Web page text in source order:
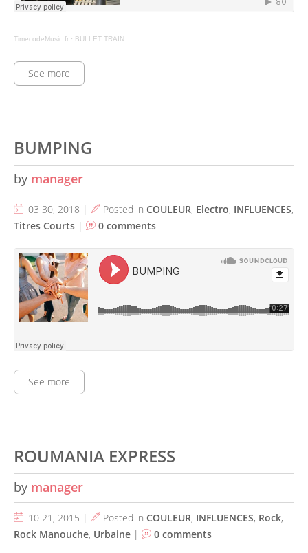
TimecodeMusic.fr · BULLET TRAIN
See more
BUMPING
by manager
03 30, 2018 | Posted in COULEUR, Electro, INFLUENCES,
Titres Courts | 0 comments
See more
ROUMANIA EXPRESS
by manager
10 21, 2015 | Posted in COULEUR, INFLUENCES, Rock,
Rock Manouche, Urbaine | 0 comments